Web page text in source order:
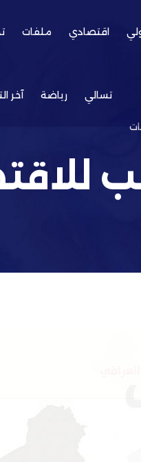
اقتصادي ملفات
تسالي رياضة آخر